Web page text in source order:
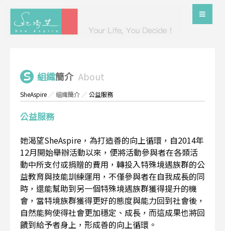
組織簡介 About
SheAspire ／組織簡介 ／公益服務
公益服務
她渴望SheAspire，為打造善的向上循環，自2014年
12月開始舉辦活動以來，便將活動參與者在各類活
動中所支付或捐贈的費用，轉投入特殊境遇族群的公
益教育與技能訓練運用，不僅參與者在自我成長的同
時，還能幫助到另一個特殊境遇族群獲得提升的機
會，當特境族群獲得更好的態度與能力回到社會後，
自然能夠使得社會更加穩定、成長，而這成果也將回
饋到給予者身上，形成善的向上循環。